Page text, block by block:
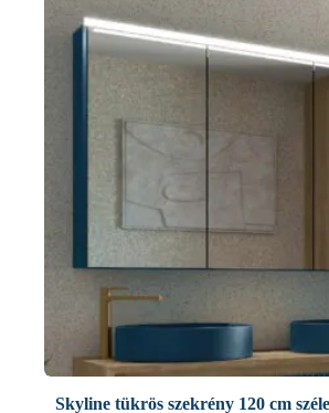
Skyline tükrös szekrény 120 cm